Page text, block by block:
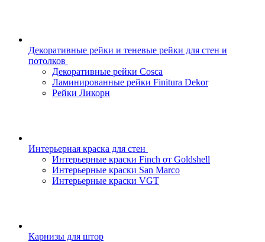
Декоративные рейки и теневые рейки для стен и
потолков
Декоративные рейки Cosca
Ламинированные рейки Finitura Dekor
Рейки Ликорн
Интерьерная краска для стен
Интерьерные краски Finch от Goldshell
Интерьерные краски San Marco
Интерьерные краски VGT
Карнизы для штор